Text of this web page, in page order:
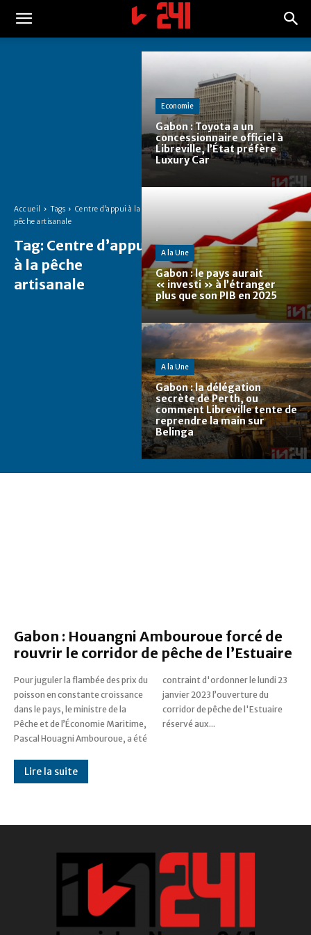
Accueil Tags
Centre d’appui à la
pêche artisanale
Tag: Centre d’appui
à la pêche
artisanale
Economie
Gabon : Toyota a un
concessionnaire officiel à
Libreville, l’État préfère
Luxury Car
A la Une
Gabon : le pays aurait
« investi » à l’étranger
plus que son PIB en 2025
A la Une
Gabon : la délégation
secrète de Perth, ou
comment Libreville tente de
reprendre la main sur
Belinga
Gabon : Houangni Ambouroue forcé de
rouvrir le corridor de pêche de l’Estuaire
Pour juguler la flambée des prix du
poisson en constante croissance
dans le pays, le ministre de la
Pêche et de l’Économie Maritime,
Pascal Houagni Ambouroue, a été
contraint d'ordonner le lundi 23
janvier 2023 l’ouverture du
corridor de pêche de l'Estuaire
réservé aux...
Lire la suite